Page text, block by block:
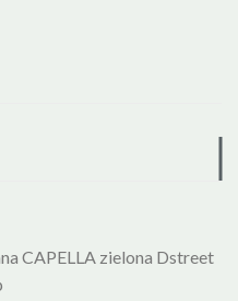
CAPELLA zielona Dstreet